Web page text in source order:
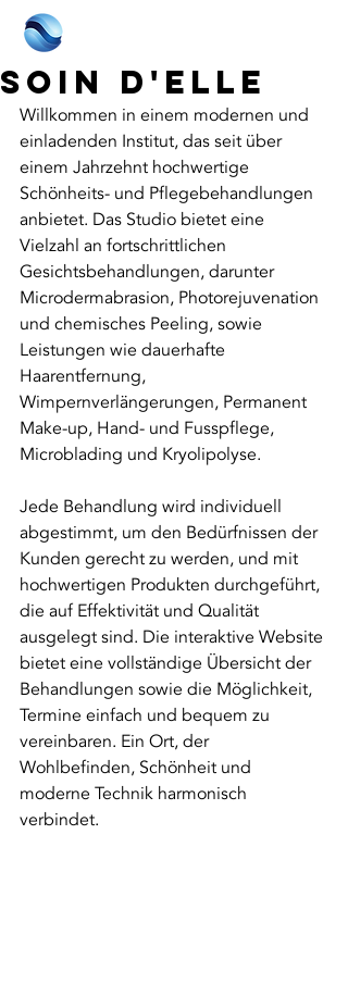
Soin d'Elle
Willkommen in einem modernen und
einladenden Institut, das seit über
einem Jahrzehnt hochwertige
Schönheits- und Pflegebehandlungen
anbietet. Das Studio bietet eine
Vielzahl an fortschrittlichen
Gesichtsbehandlungen, darunter
Microdermabrasion, Photorejuvenation
und chemisches Peeling, sowie
Leistungen wie dauerhafte
Haarentfernung,
Wimpernverlängerungen, Permanent
Make-up, Hand- und Fusspflege,
Microblading und Kryolipolyse.
Jede Behandlung wird individuell
abgestimmt, um den Bedürfnissen der
Kunden gerecht zu werden, und mit
hochwertigen Produkten durchgeführt,
die auf Effektivität und Qualität
ausgelegt sind. Die interaktive Website
bietet eine vollständige Übersicht der
Behandlungen sowie die Möglichkeit,
Termine einfach und bequem zu
vereinbaren. Ein Ort, der
Wohlbefinden, Schönheit und
moderne Technik harmonisch
verbindet.